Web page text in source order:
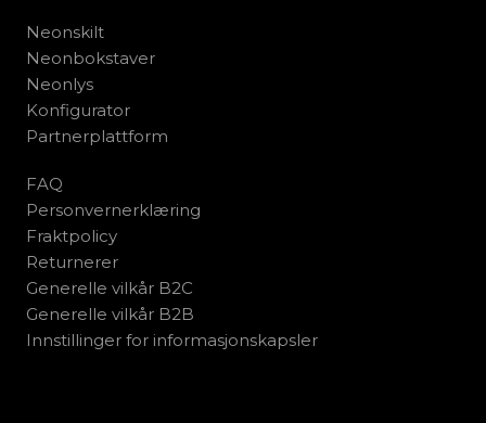
Neonskilt
Neonbokstaver
Neonlys
Konfigurator
Partnerplattform
FAQ
Personvernerklæring
Fraktpolicy
Returnerer
Generelle vilkår B2C
Generelle vilkår B2B
Innstillinger for informasjonskapsler